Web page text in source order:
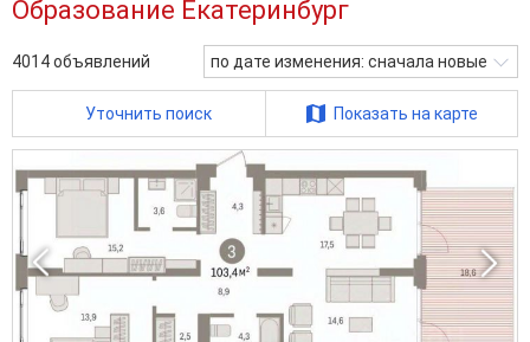
Образование Екатеринбург
4014объявлений по дате изменения: сначала новые
Уточнить поиск Показать на карте